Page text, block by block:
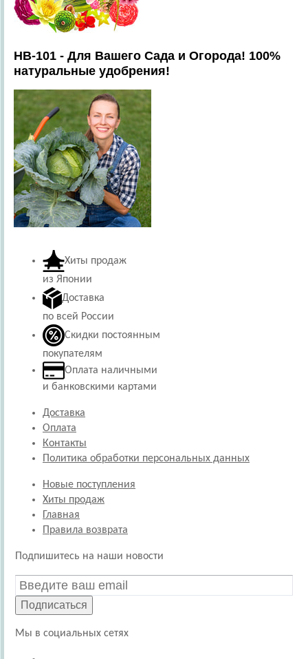
HB-101 - Для Вашего Сада и Огорода! 100%
натуральные удобрения!
Хиты продаж
из Японии
Доставка
по всей России
Скидки постоянным
покупателям
Оплата наличными
и банковскими картами
Доставка
Оплата
Контакты
Политика обработки персональных данных
Новые поступления
Хиты продаж
Главная
Правила возврата
Подпишитесь на наши новости
Подписаться
Мы в социальных сетях